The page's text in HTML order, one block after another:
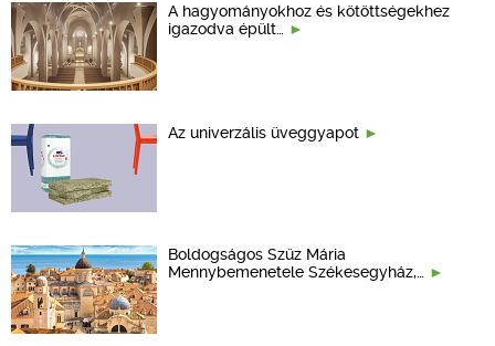
A hagyományokhoz és kötöttségekhez
igazodva épült…
Az univerzális üveggyapot
Boldogságos Szűz Mária
Mennybemenetele Székesegyház,…